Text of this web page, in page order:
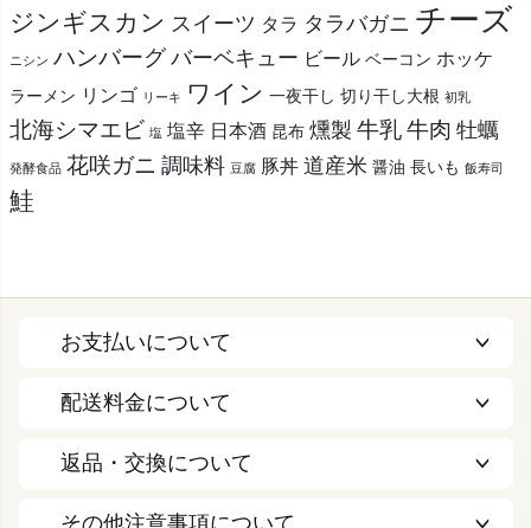
ジンギスカン スイーツ タラ タラバガニ チーズ
ニシン ハンバーグ バーベキュー ビール ベーコン ホッケ
ラーメン リンゴ リーキ ワイン 一夜干し 切り干し大根 初乳
北海シマエビ 塩 塩辛 日本酒 昆布 燻製 牛乳 牛肉 牡蠣
発酵食品 花咲ガニ 調味料 豆腐 豚丼 道産米 醤油 長いも 飯寿司
鮭
お支払いについて
配送料金について
返品・交換について
その他注意事項について